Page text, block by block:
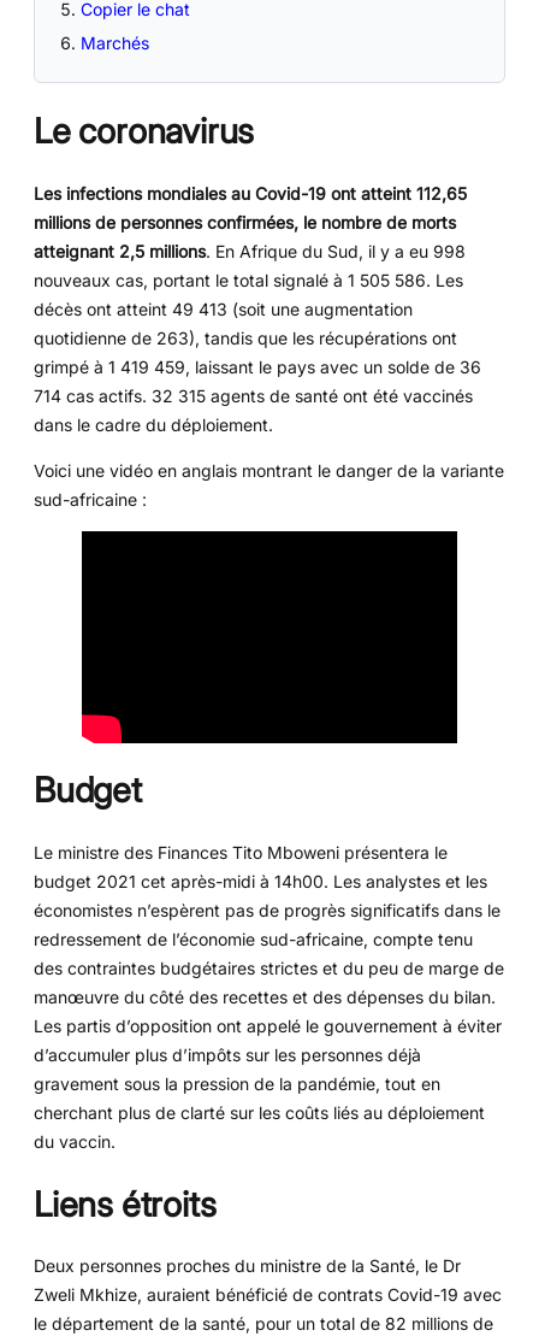
Copier le chat
Marchés
Le coronavirus
Les infections mondiales au Covid-19 ont atteint 112,65
millions de personnes confirmées, le nombre de morts
atteignant 2,5 millions. En Afrique du Sud, il y a eu 998
nouveaux cas, portant le total signalé à 1 505 586. Les
décès ont atteint 49 413 (soit une augmentation
quotidienne de 263), tandis que les récupérations ont
grimpé à 1 419 459, laissant le pays avec un solde de 36
714 cas actifs. 32 315 agents de santé ont été vaccinés
dans le cadre du déploiement.
Voici une vidéo en anglais montrant le danger de la variante
sud-africaine :
Budget
Le ministre des Finances Tito Mboweni présentera le
budget 2021 cet après-midi à 14h00. Les analystes et les
économistes n’espèrent pas de progrès significatifs dans le
redressement de l’économie sud-africaine, compte tenu
des contraintes budgétaires strictes et du peu de marge de
manœuvre du côté des recettes et des dépenses du bilan.
Les partis d’opposition ont appelé le gouvernement à éviter
d’accumuler plus d’impôts sur les personnes déjà
gravement sous la pression de la pandémie, tout en
cherchant plus de clarté sur les coûts liés au déploiement
du vaccin.
Liens étroits
Deux personnes proches du ministre de la Santé, le Dr
Zweli Mkhize, auraient bénéficié de contrats Covid-19 avec
le département de la santé, pour un total de 82 millions de